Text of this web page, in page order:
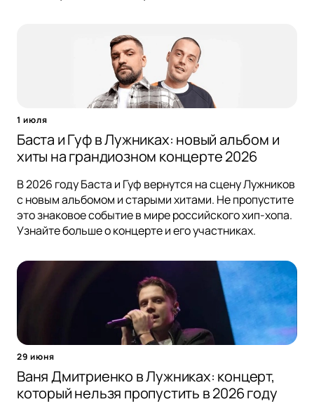
1 июля
Баста и Гуф в Лужниках: новый альбом и
хиты на грандиозном концерте 2026
В 2026 году Баста и Гуф вернутся на сцену Лужников
с новым альбомом и старыми хитами. Не пропустите
это знаковое событие в мире российского хип-хопа.
Узнайте больше о концерте и его участниках.
29 июня
Ваня Дмитриенко в Лужниках: концерт,
который нельзя пропустить в 2026 году